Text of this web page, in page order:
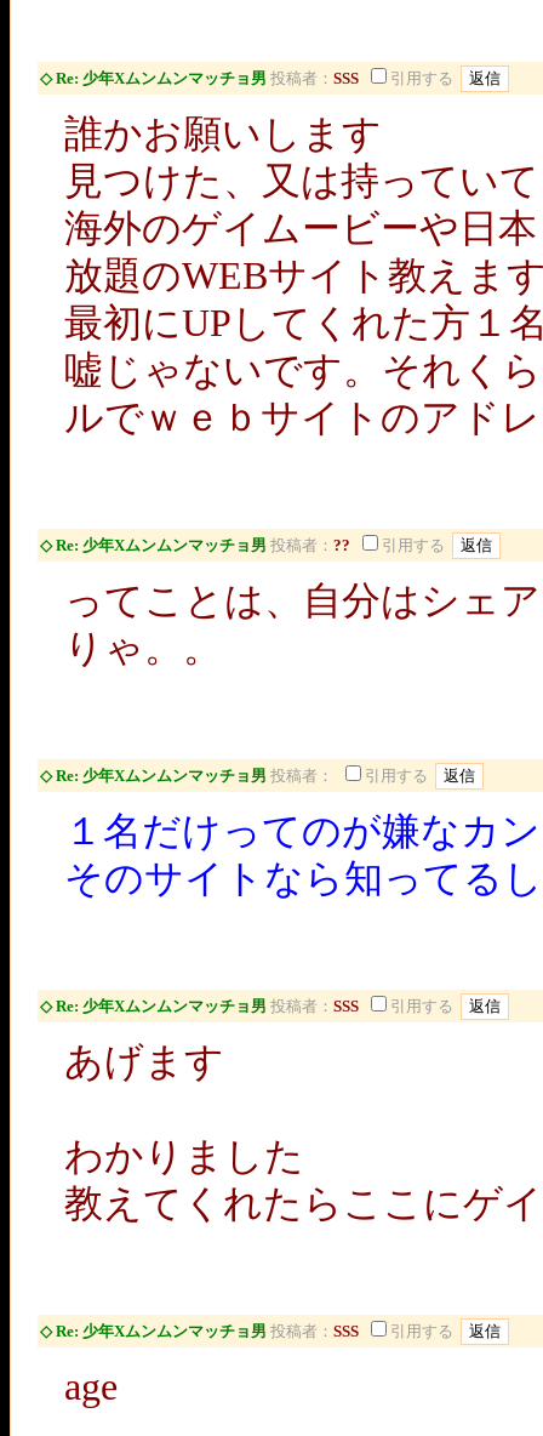
◇ Re: 少年Xムンムンマッチョ男 投稿者： SSS 引用する
誰かお願いします
見つけた、又は持ってい
海外のゲイムービーや日
放題のWEBサイト教えま
最初にUPしてくれた方１
嘘じゃないです。それく
ルでｗｅｂサイトのアド
◇ Re: 少年Xムンムンマッチョ男 投稿者： ?? 引用する
ってことは、自分はシ
りゃ。。
◇ Re: 少年Xムンムンマッチョ男 投稿者： 引用する
１名だけってのが嫌なカ
そのサイトなら知ってる
◇ Re: 少年Xムンムンマッチョ男 投稿者： SSS 引用する
あげます
わかりました
教えてくれたらここにゲ
◇ Re: 少年Xムンムンマッチョ男 投稿者： SSS 引用する
age